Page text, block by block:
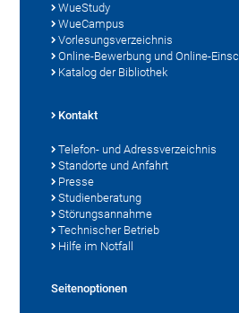
WueStudy
WueCampus
Vorlesungsverzeichnis
Online-Bewerbung und Online-
Katalog der Bibliothek
Kontakt
Telefon- und Adressverzeichnis
Standorte und Anfahrt
Presse
Studienberatung
Störungsannahme
Technischer Betrieb
Hilfe im Notfall
Seitenoptionen